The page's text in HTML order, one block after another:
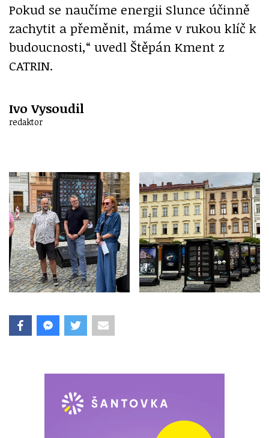
Pokud se naučíme energii Slunce účinně
zachytit a přeměnit, máme v rukou klíč k
budoucnosti,“ uvedl Štěpán Kment z
CATRIN.
Ivo Vysoudil
redaktor